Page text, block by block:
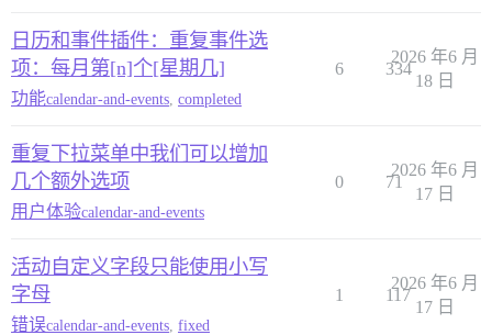
日历和事件插件：重复事件选
项：每月第[n]个[星期几]
功能calendar-and-events completed
6 334
2026 年6 月
18 日
重复下拉菜单中我们可以增加
几个额外选项
用户体验calendar-and-events
0 71
2026 年6 月
17 日
活动自定义字段只能使用小写
字母
错误calendar-and-events fixed
1 117
2026 年6 月
17 日